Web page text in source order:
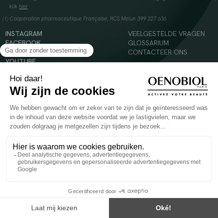
klik hier
(1) Coopération pharmaceutique Française, RCS Melun 399 227 636
INSTAGRAM
FACEBOOK
TIKTOK
YOUTUBE
VEELGESTELDE VRAGEN
GLOSSARIUM
CONTACTEER ONS
Voedingssupplement dat moet worden geconsumeerd als onderdeel van een gevarieerde,
evenwichtige voeding en een gezonde levensstijl. Aanbevolen dagelijkse dosis niet
overschrijden. Enkel voor volwassenen, buiten het bereik van kinderen houden.